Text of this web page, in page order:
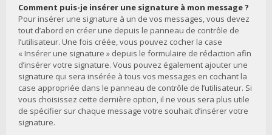
Comment puis-je insérer une signature à mon message ?
Pour insérer une signature à un de vos messages, vous devez
tout d’abord en créer une depuis le panneau de contrôle de
l’utilisateur. Une fois créée, vous pouvez cocher la case
« Insérer une signature » depuis le formulaire de rédaction afin
d’insérer votre signature. Vous pouvez également ajouter une
signature qui sera insérée à tous vos messages en cochant la
case appropriée dans le panneau de contrôle de l’utilisateur. Si
vous choisissez cette dernière option, il ne vous sera plus utile
de spécifier sur chaque message votre souhait d’insérer votre
signature.